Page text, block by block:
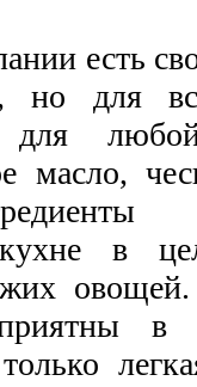
есть
но для
для
масло,
кухне в
в